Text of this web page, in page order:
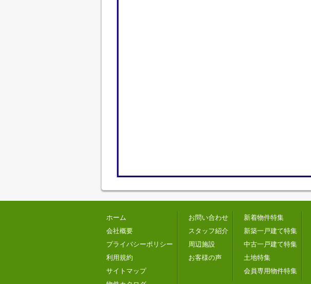
ホーム
会社概要
プライバシーポリシー
利用規約
サイトマップ
お問い合わせ
スタッフ紹介
周辺施設
お客様の声
新着物件特集
新築一戸建て特集
中古一戸建て特集
土地特集
会員専用物件特集